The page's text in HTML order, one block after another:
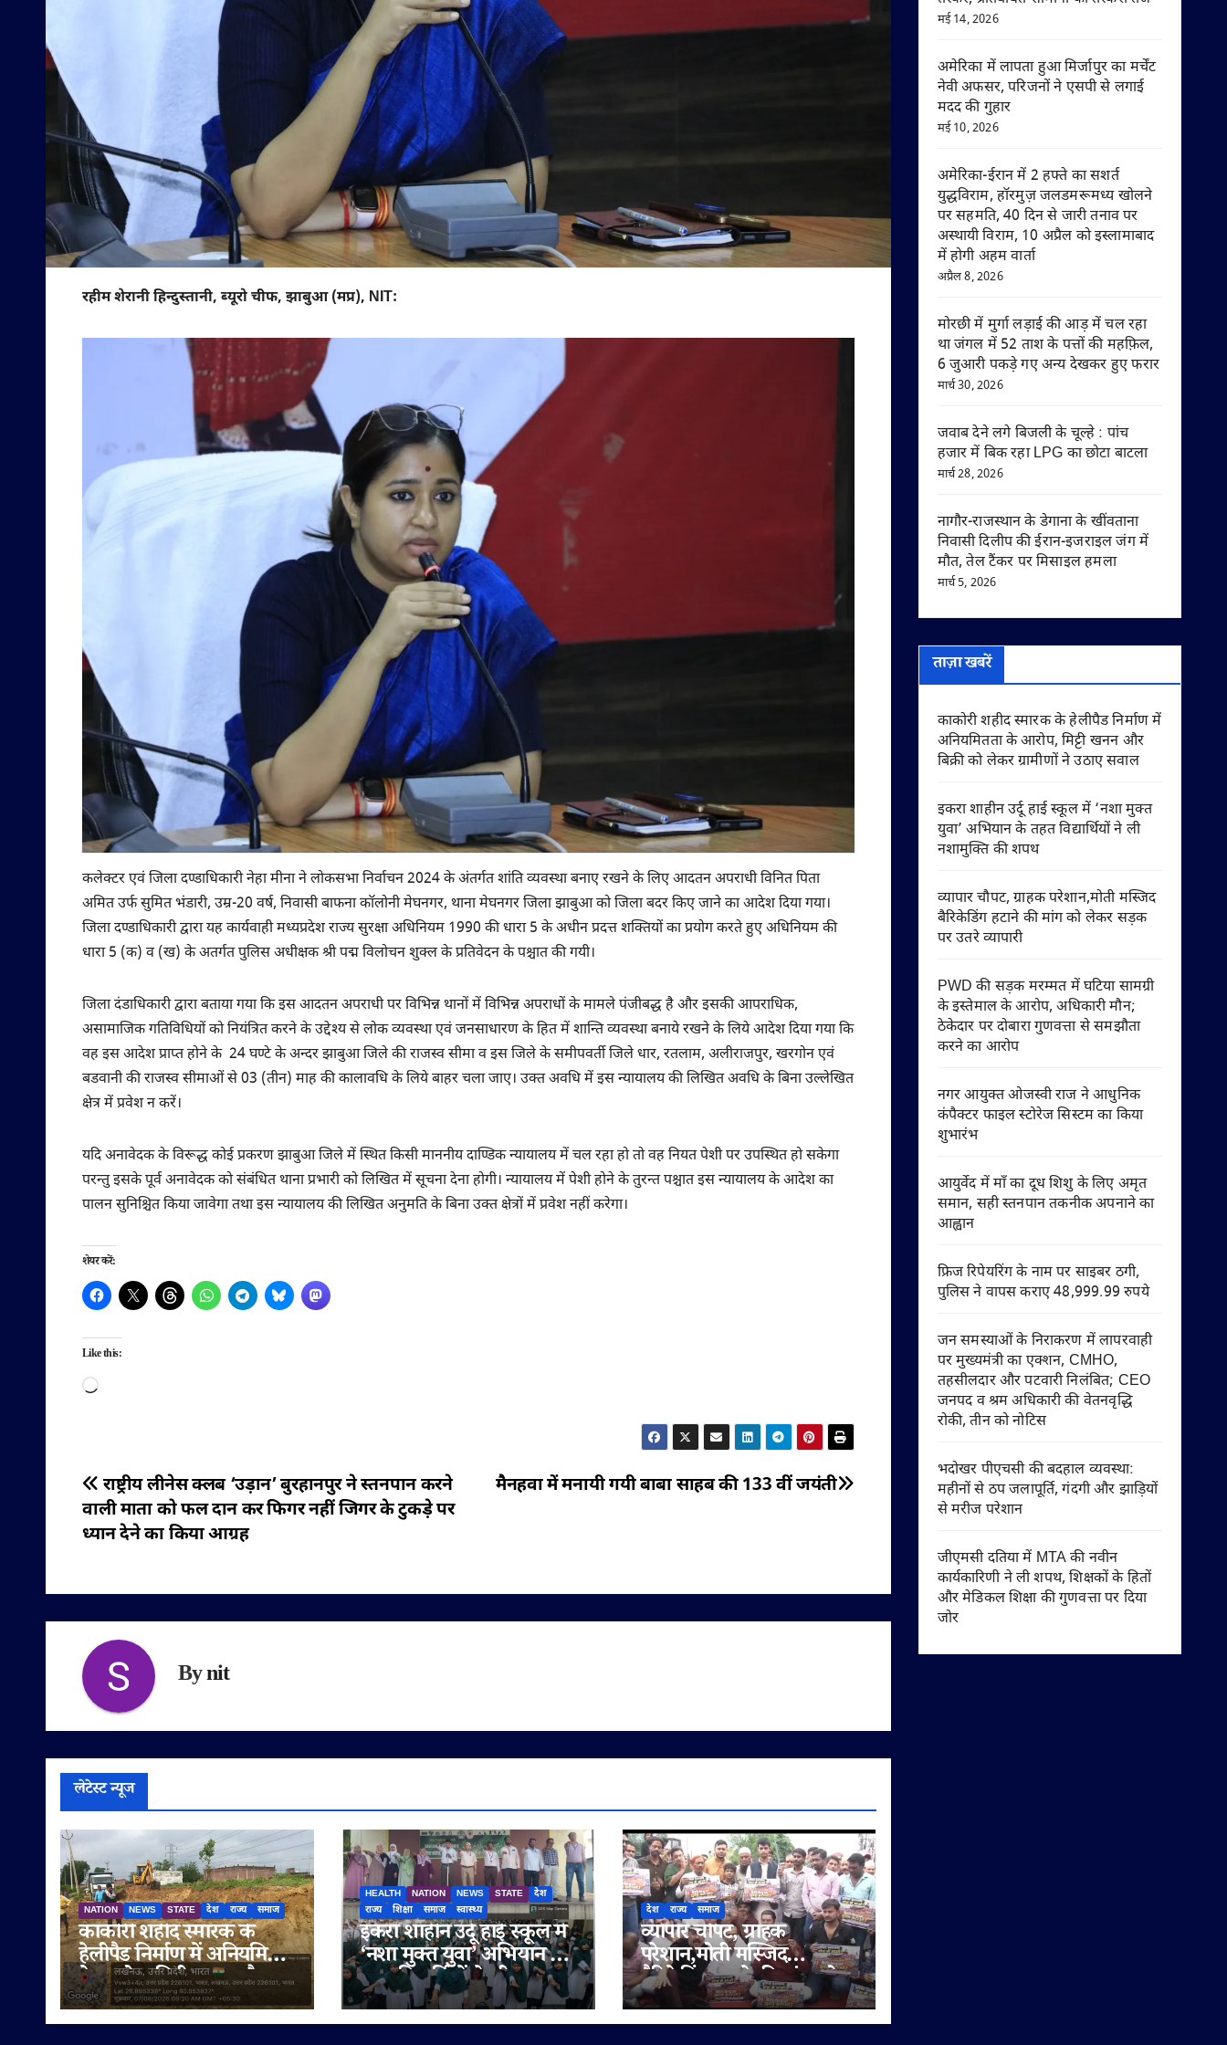
रहीम शेरानी हिन्दुस्तानी, ब्यूरो चीफ, झाबुआ (मप्र), NIT:
कलेक्टर एवं जिला दण्डाधिकारी नेहा मीना ने लोकसभा निर्वाचन 2024 के अंतर्गत शांति व्यवस्था बनाए रखने के लिए आदतन अपराधी विनित पिता
अमित उर्फ सुमित भंडारी, उम्र-20 वर्ष, निवासी बाफना कॉलोनी मेघनगर, थाना मेघनगर जिला झाबुआ को जिला बदर किए जाने का आदेश दिया गया।
जिला दण्डाधिकारी द्वारा यह कार्यवाही मध्यप्रदेश राज्य सुरक्षा अधिनियम 1990 की धारा 5 के अधीन प्रदत्त शक्तियों का प्रयोग करते हुए अधिनियम की
धारा 5 (क) व (ख) के अतर्गत पुलिस अधीक्षक श्री पद्म विलोचन शुक्ल के प्रतिवेदन के पश्चात की गयी।
जिला दंडाधिकारी द्वारा बताया गया कि इस आदतन अपराधी पर विभिन्न थानों में विभिन्न अपराधों के मामले पंजीबद्ध है और इसकी आपराधिक,
असामाजिक गतिविधियों को नियंत्रित करने के उद्देश्य से लोक व्यवस्था एवं जनसाधारण के हित में शान्ति व्यवस्था बनाये रखने के लिये आदेश दिया गया कि
वह इस आदेश प्राप्त होने के 24 घण्टे के अन्दर झाबुआ जिले की राजस्व सीमा व इस जिले के समीपवर्ती जिले धार, रतलाम, अलीराजपुर, खरगोन एवं
बडवानी की राजस्व सीमाओं से 03 (तीन) माह की कालावधि के लिये बाहर चला जाए। उक्त अवधि में इस न्यायालय की लिखित अवधि के बिना उल्लेखित
क्षेत्र में प्रवेश न करें।
यदि अनावेदक के विरूद्ध कोई प्रकरण झाबुआ जिले में स्थित किसी माननीय दाण्डिक न्यायालय में चल रहा हो तो वह नियत पेशी पर उपस्थित हो सकेगा
परन्तु इसके पूर्व अनावेदक को संबंधित थाना प्रभारी को लिखित में सूचना देना होगी। न्यायालय में पेशी होने के तुरन्त पश्चात इस न्यायालय के आदेश का
पालन सुनिश्चित किया जावेगा तथा इस न्यायालय की लिखित अनुमति के बिना उक्त क्षेत्रों में प्रवेश नहीं करेगा।
शेयर करें:
Like this:
Loading…
पोस्ट
नेविगेशन
मैनहवा में मनायी गयी बाबा साहब की 133 वीं जयंती
राष्ट्रीय लीनेस क्लब ‘उड़ान’ बुरहानपुर ने स्तनपान करने
वाली माता को फल दान कर फिगर नहीं जिगर के टुकड़े पर
ध्यान देने का किया आग्रह
Bynit
लेटेस्ट न्यूज
NATION NEWS STATE देश राज्य समाज
काकोरी शहीद स्मारक के
हेलीपैड निर्माण में अनियमितता
के आरोप, मिट्टी खनन और
बिक्री को लेकर ग्रामीणों ने
उठाए सवाल
HEALTH NATION NEWS STATE
देश
राज्य
शिक्षा समाज स्वास्थ्य
इकरा शाहीन उर्दू हाई स्कूल में
‘नशा मुक्त युवा’ अभियान के
तहत विद्यार्थियों ने ली
नशामुक्ति की शपथ
देश राज्य समाज
व्यापार चौपट, ग्राहक
परेशान,मोती मस्जिद
बैरिकेडिंग हटाने की मांग को
लेकर सड़क पर उतरे व्यापारी
मई 14, 2026
अमेरिका में लापता हुआ मिर्जापुर का मर्चेंट
नेवी अफसर, परिजनों ने एसपी से लगाई
मदद की गुहार
मई 10, 2026
अमेरिका-ईरान में 2 हफ्ते का सशर्त
युद्धविराम, हॉरमुज़ जलडमरूमध्य खोलने
पर सहमति, 40 दिन से जारी तनाव पर
अस्थायी विराम, 10 अप्रैल को इस्लामाबाद
में होगी अहम वार्ता
अप्रैल 8, 2026
मोरछी में मुर्गा लड़ाई की आड़ में चल रहा
था जंगल में 52 ताश के पत्तों की महफ़िल,
6 जुआरी पकड़े गए अन्य देखकर हुए फरार
मार्च 30, 2026
जवाब देने लगे बिजली के चूल्हे : पांच
हजार में बिक रहा LPG का छोटा बाटला
मार्च 28, 2026
नागौर-राजस्थान के डेगाना के खींवताना
निवासी दिलीप की ईरान-इजराइल जंग में
मौत, तेल टैंकर पर मिसाइल हमला
मार्च 5, 2026
ताज़ा खबरें
काकोरी शहीद स्मारक के हेलीपैड निर्माण में
अनियमितता के आरोप, मिट्टी खनन और
बिक्री को लेकर ग्रामीणों ने उठाए सवाल
इकरा शाहीन उर्दू हाई स्कूल में ‘नशा मुक्त
युवा’ अभियान के तहत विद्यार्थियों ने ली
नशामुक्ति की शपथ
व्यापार चौपट, ग्राहक परेशान,मोती मस्जिद
बैरिकेडिंग हटाने की मांग को लेकर सड़क
पर उतरे व्यापारी
PWD की सड़क मरम्मत में घटिया सामग्री
के इस्तेमाल के आरोप, अधिकारी मौन;
ठेकेदार पर दोबारा गुणवत्ता से समझौता
करने का आरोप
नगर आयुक्त ओजस्वी राज ने आधुनिक
कंपैक्टर फाइल स्टोरेज सिस्टम का किया
शुभारंभ
आयुर्वेद में माँ का दूध शिशु के लिए अमृत
समान, सही स्तनपान तकनीक अपनाने का
आह्वान
फ्रिज रिपेयरिंग के नाम पर साइबर ठगी,
पुलिस ने वापस कराए 48,999.99 रुपये
जन समस्याओं के निराकरण में लापरवाही
पर मुख्यमंत्री का एक्शन, CMHO,
तहसीलदार और पटवारी निलंबित; CEO
जनपद व श्रम अधिकारी की वेतनवृद्धि
रोकी, तीन को नोटिस
भदोखर पीएचसी की बदहाल व्यवस्था:
महीनों से ठप जलापूर्ति, गंदगी और झाड़ियों
से मरीज परेशान
जीएमसी दतिया में MTA की नवीन
कार्यकारिणी ने ली शपथ, शिक्षकों के हितों
और मेडिकल शिक्षा की गुणवत्ता पर दिया
जोर